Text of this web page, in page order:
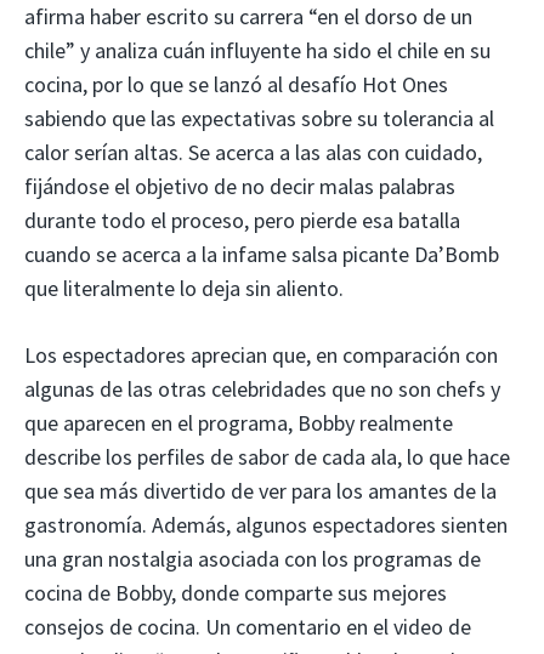
afirma haber escrito su carrera “en el dorso de un
chile” y analiza cuán influyente ha sido el chile en su
cocina, por lo que se lanzó al desafío Hot Ones
sabiendo que las expectativas sobre su tolerancia al
calor serían altas. Se acerca a las alas con cuidado,
fijándose el objetivo de no decir malas palabras
durante todo el proceso, pero pierde esa batalla
cuando se acerca a la infame salsa picante Da’Bomb
que literalmente lo deja sin aliento.
Los espectadores aprecian que, en comparación con
algunas de las otras celebridades que no son chefs y
que aparecen en el programa, Bobby realmente
describe los perfiles de sabor de cada ala, lo que hace
que sea más divertido de ver para los amantes de la
gastronomía. Además, algunos espectadores sienten
una gran nostalgia asociada con los programas de
cocina de Bobby, donde comparte sus mejores
consejos de cocina. Un comentario en el video de